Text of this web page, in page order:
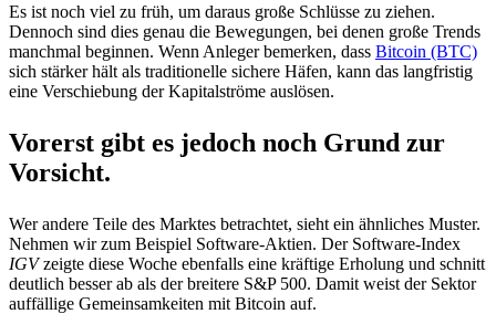
Es ist noch viel zu früh, um daraus große Schlüsse zu ziehen.
Dennoch sind dies genau die Bewegungen, bei denen große Trends
manchmal beginnen. Wenn Anleger bemerken, dass Bitcoin (BTC)
sich stärker hält als traditionelle sichere Häfen, kann das langfristig
eine Verschiebung der Kapitalströme auslösen.
Vorerst gibt es jedoch noch Grund zur
Vorsicht.
Wer andere Teile des Marktes betrachtet, sieht ein ähnliches Muster.
Nehmen wir zum Beispiel Software-Aktien. Der Software-Index
IGVzeigte diese Woche ebenfalls eine kräftige Erholung und schnitt
deutlich besser ab als der breitere S&P 500. Damit weist der Sektor
auffällige Gemeinsamkeiten mit Bitcoin auf.